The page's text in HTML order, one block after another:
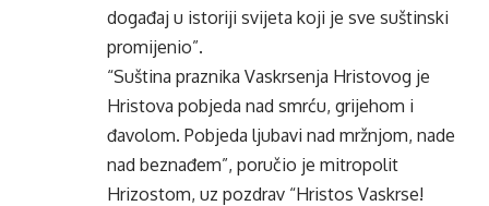
događaj u istoriji svijeta koji je sve suštinski
promijenio”.
“Suština praznika Vaskrsenja Hristovog je
Hristova pobjeda nad smrću, grijehom i
đavolom. Pobjeda ljubavi nad mržnjom, nade
nad beznađem”, poručio je mitropolit
Hrizostom, uz pozdrav “Hristos Vaskrse!